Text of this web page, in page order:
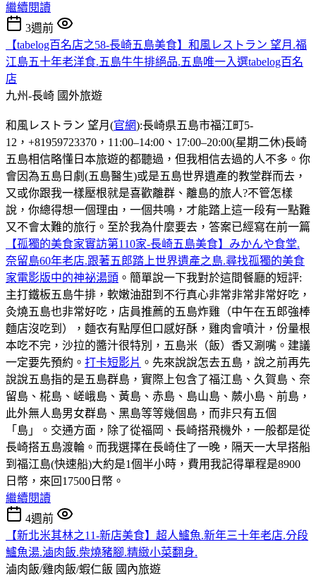
繼續閱讀
3週前
【tabelog百名店之58-長崎五島美食】和風レストラン 望月.福
江島五十年老洋食.五島牛牛排絕品.五島唯一入選tabelog百名
店
九州-長崎 國外旅遊
和風レストラン 望月(官網):長崎県五島市福江町5-
12，+81959723370，11:00–14:00、17:00–20:00(星期二休)長崎
五島相信略懂日本旅遊的都聽過，但我相信去過的人不多。你
會因為五島日劇(五島醫生)或是五島世界遺產的教堂群而去，
又或你跟我一樣壓根就是喜歡離群、離島的旅人?不管怎樣
說，你總得想一個理由，一個共鳴，才能踏上這一段有一點難
又不會太難的旅行。至於我為什麼要去，答案已經寫在前一篇
【孤獨的美食家實訪第110家-長崎五島美食】みかんや食堂.
奈留島60年老店.跟著五郎踏上世界遺產之島.尋找孤獨的美食
家電影版中的神祕湯頭 。簡單說一下我對於這間餐廳的短評:
主打鐵板五島牛排，軟嫩油甜到不行真心非常非常非常好吃，
灸燒五島也非常好吃，店員推薦的五島炸雞（中午在五郎強棒
麵店沒吃到），麵衣有點厚但口感好酥，雞肉會噴汁，份量根
本吃不完，沙拉的醬汁很特別，五島米（飯）香又涮嘴。建議
一定要先預約。 打卡短影片 。先來說說怎去五島，說之前再先
說說五島指的是五島群島，實際上包含了福江島、久賀島、奈
留島、椛島、嵯峨島、黃島、赤島、島山島、蕨小島、前島，
此外無人島男女群島、黑島等等幾個島，而非只有五個
「島」。交通方面，除了從福岡、長崎搭飛機外，一般都是從
長崎搭五島渡輪。而我選擇在長崎住了一晚，隔天一大早搭船
到福江島(快速船)大約是1個半小時，費用我記得單程是8900
日幣，來回17500日幣。
繼續閱讀
4週前
【新北米其林之11-新店美食】超人鱸魚.新年三十年老店.分段
鱸魚湯.滷肉飯.柴燒豬腳.精緻小菜翻身.
滷肉飯/雞肉飯/蝦仁飯 國內旅遊